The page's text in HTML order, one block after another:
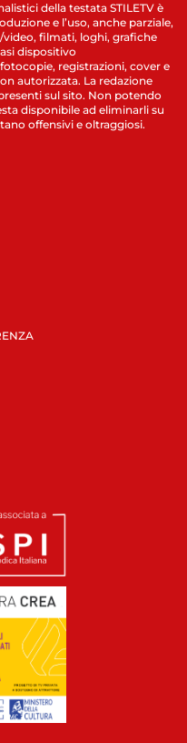
della testata STILETV è
e l’uso, anche parziale,
filmati, loghi, grafiche
dispositivo
registrazioni, cover e
autorizzata. La redazione
sul sito. Non potendo
disponibile ad eliminarli su
offensivi e oltraggiosi.